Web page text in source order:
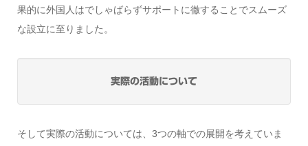
果的に外国人はでしゃばらずサポートに徹することでスムーズ
な設立に至りました。
実際の活動について
そして実際の活動については、3つの軸での展開を考えていま